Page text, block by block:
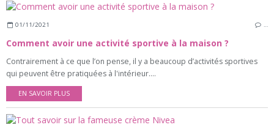
01/11/2021 …
Comment avoir une activité sportive à la maison ?
Contrairement à ce que l’on pense, il y a beaucoup d’activités sportives
qui peuvent être pratiquées à l'intérieur....
EN SAVOIR PLUS